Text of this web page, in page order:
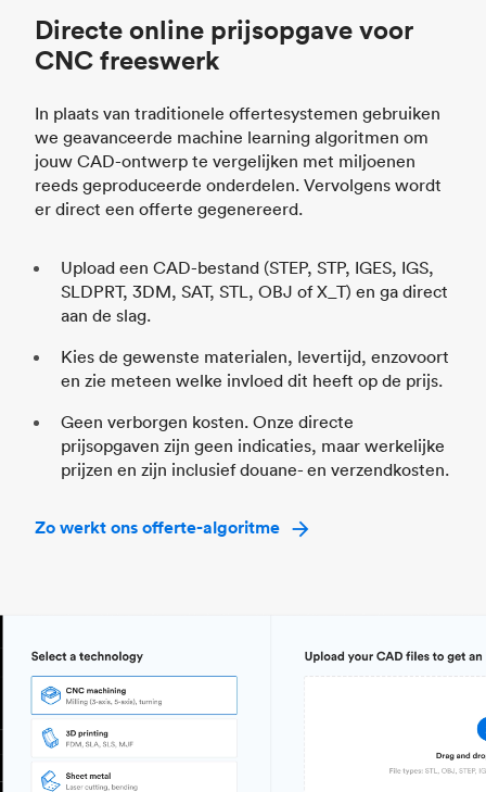
Directe online prijsopgave voor
CNC freeswerk
In plaats van traditionele offertesystemen gebruiken
we geavanceerde machine learning algoritmen om
jouw CAD-ontwerp te vergelijken met miljoenen
reeds geproduceerde onderdelen. Vervolgens wordt
er direct een offerte gegenereerd.
Upload een CAD-bestand (STEP, STP, IGES, IGS,
SLDPRT, 3DM, SAT, STL, OBJ of X_T) en ga direct
aan de slag.
Kies de gewenste materialen, levertijd, enzovoort
en zie meteen welke invloed dit heeft op de prijs.
Geen verborgen kosten. Onze directe
prijsopgaven zijn geen indicaties, maar werkelijke
prijzen en zijn inclusief douane- en verzendkosten.
Zo werkt ons offerte-algoritme